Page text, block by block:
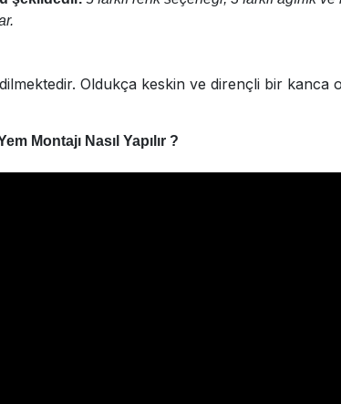
Oldukça keskin ve dirençli bir kanca
Montajı Nasıl Yapılır ?